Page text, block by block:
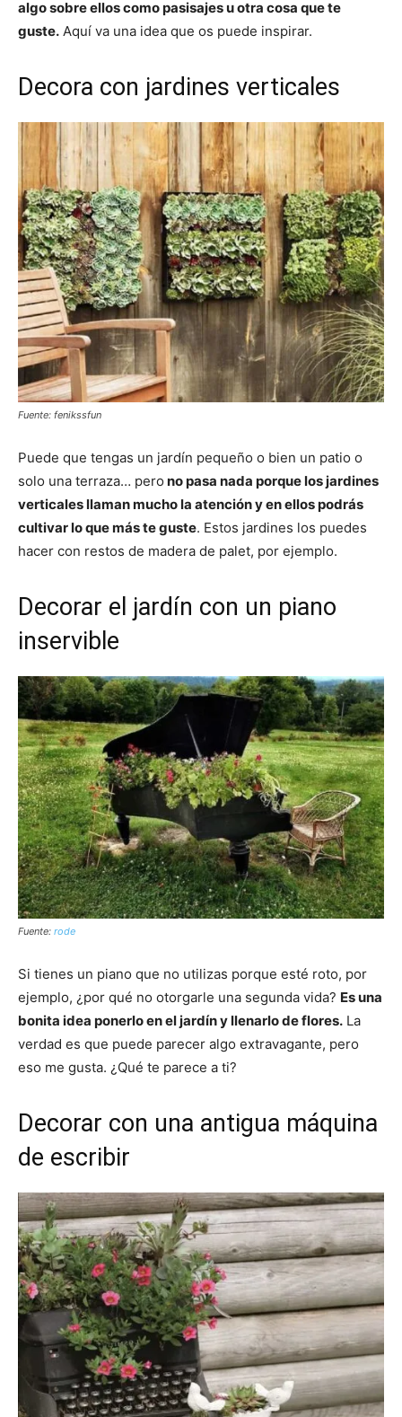
algo sobre ellos como pasisajes u otra cosa que te
guste. Aquí va una idea que os puede inspirar.
Decora con jardines verticales
Fuente: fenikssfun
Puede que tengas un jardín pequeño o bien un patio o
solo una terraza… pero no pasa nada porque los jardines
verticales llaman mucho la atención y en ellos podrás
cultivar lo que más te guste. Estos jardines los puedes
hacer con restos de madera de palet, por ejemplo.
Decorar el jardín con un piano
inservible
Fuente: rode
Si tienes un piano que no utilizas porque esté roto, por
ejemplo, ¿por qué no otorgarle una segunda vida? Es una
bonita idea ponerlo en el jardín y llenarlo de flores. La
verdad es que puede parecer algo extravagante, pero
eso me gusta. ¿Qué te parece a ti?
Decorar con una antigua máquina
de escribir